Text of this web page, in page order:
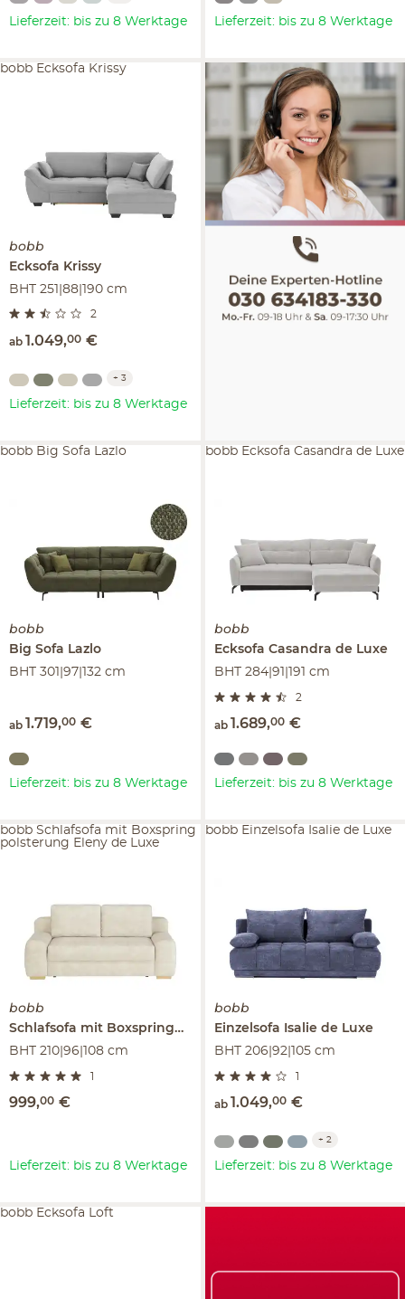
Lieferzeit: bis zu 8 Werktage Lieferzeit: bis zu 8 Werktage
bobb
Ecksofa Krissy
BHT 251|88|190 cm
2
ab 1.049,00 €
bobb Ecksofa Krissy
+ 3
Lieferzeit: bis zu 8 Werktage
bobb
Big Sofa Lazlo
BHT 301|97|132 cm
ab 1.719,00 €
bobb Big Sofa Lazlo
Lieferzeit: bis zu 8 Werktage
bobb
Ecksofa Casandra de Luxe
BHT 284|91|191 cm
2
ab 1.689,00 €
bobb Ecksofa Casandra de Luxe
Lieferzeit: bis zu 8 Werktage
bobb
Schlafsofa mit Boxspringpolsterung
Eleny de Luxe
BHT 210|96|108 cm
1
999,00 €
bobb Schlafsofa mit Boxspring
polsterung Eleny de Luxe
Lieferzeit: bis zu 8 Werktage
bobb
Einzelsofa
Isalie de Luxe
BHT 206|92|105 cm
1
ab 1.049,00 €
bobb Einzelsofa Isalie de Luxe
+ 2
Lieferzeit: bis zu 8 Werktage
bobb Ecksofa Loft